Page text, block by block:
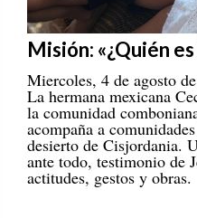
Misión: «¿Quién es
Miercoles, 4 de agosto
La hermana mexicana
la comunidad
acompaña a
desierto de Cisjordania.
ante todo, testimonio de
actitudes, gestos y obras.